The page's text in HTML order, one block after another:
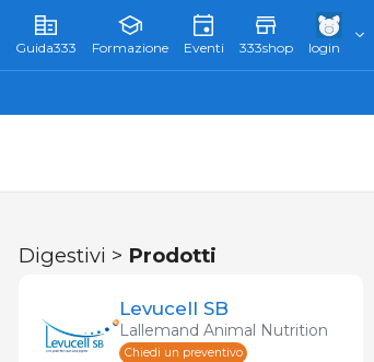
Guida333 Formazione Eventi 333shop login
Digestivi > Prodotti
Levucell SB
Lallemand Animal Nutrition
Chiedi un preventivo